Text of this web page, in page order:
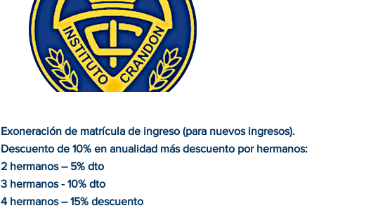
Exoneración de matrícula de ingreso (para nuevos ingresos).
Descuento de 10% en anualidad más descuento por hermanos:
2 hermanos – 5% dto
3 hermanos - 10% dto
4 hermanos – 15% descuento